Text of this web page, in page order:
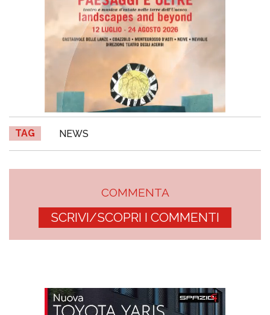
TAG NEWS
COMMENTA
SCRIVI/SCOPRI I COMMENTI